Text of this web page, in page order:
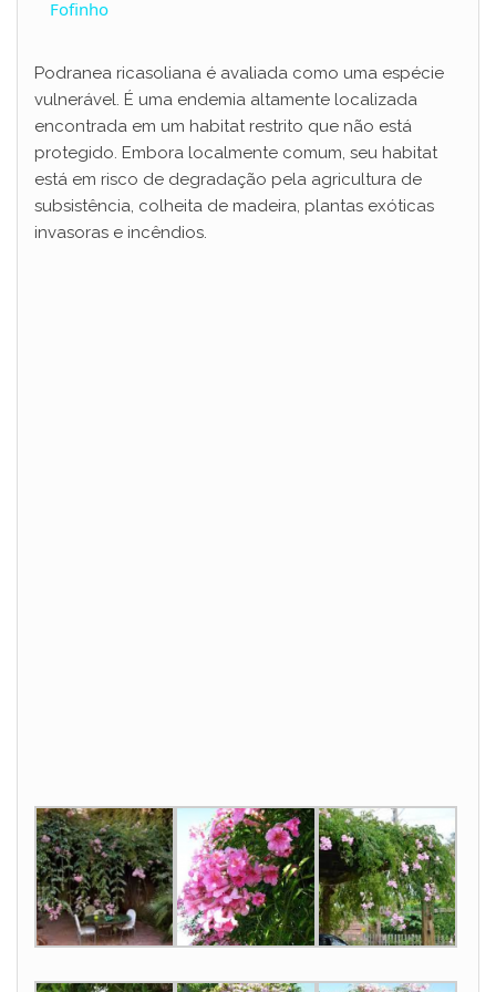
y
V
i
Fofinho
Podranea ricasoliana é avaliada como uma espécie
vulnerável. É uma endemia altamente localizada
encontrada em um habitat restrito que não está
protegido. Embora localmente comum, seu habitat
está em risco de degradação pela agricultura de
subsistência, colheita de madeira, plantas exóticas
invasoras e incêndios.